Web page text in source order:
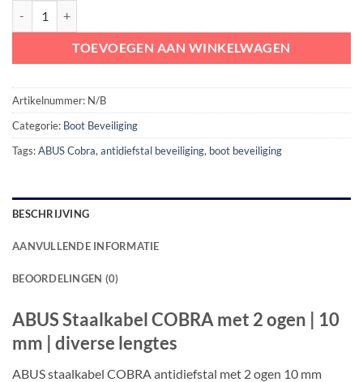
TOEVOEGEN AAN WINKELWAGEN
Artikelnummer: N/B
Categorie: Boot Beveiliging
Tags:ABUS Cobra, antidiefstal beveiliging, boot beveiliging
BESCHRIJVING
AANVULLENDE INFORMATIE
BEOORDELINGEN (0)
ABUS Staalkabel COBRA met 2 ogen | 10
mm | diverse lengtes
ABUS staalkabel COBRA antidiefstal met 2 ogen 10 mm